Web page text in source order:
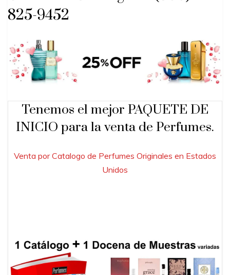
825-9452
Tenemos el mejor PAQUETE DE
INICIO para la venta de Perfumes.
Venta por Catalogo de Perfumes Originales en Estados
Unidos